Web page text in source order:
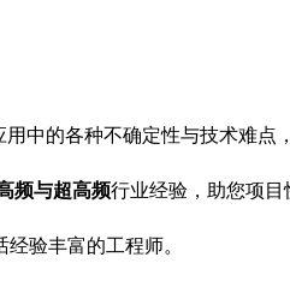
用中的各种不确定性与技术难点
频与超高频行业经验，助您项目
验丰富的工程师。